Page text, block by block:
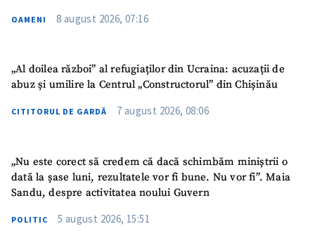
OAMENI 8 august 2026, 07:16
„Al doilea război” al refugiaților din Ucraina: acuzații de
abuz și umilire la Centrul „Constructorul” din Chișinău
CITITORUL DE GARDĂ 7 august 2026, 08:06
„Nu este corect să credem că dacă schimbăm miniștrii o
dată la șase luni, rezultatele vor fi bune. Nu vor fi”. Maia
Sandu, despre activitatea noului Guvern
POLITIC 5 august 2026, 15:51